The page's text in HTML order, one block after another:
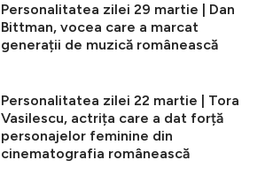
Personalitatea zilei 29 martie | Dan
Bittman, vocea care a marcat
generații de muzică românească
Personalitatea zilei 22 martie | Tora
Vasilescu, actrița care a dat forță
personajelor feminine din
cinematografia românească